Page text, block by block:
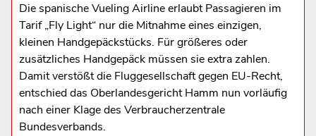
Die spanische Vueling Airline erlaubt Passagieren im
Tarif „Fly Light“ nur die Mitnahme eines einzigen,
kleinen Handgepäckstücks. Für größeres oder
zusätzliches Handgepäck müssen sie extra zahlen.
Damit verstößt die Fluggesellschaft gegen EU-Recht,
entschied das Oberlandesgericht Hamm nun vorläufig
nach einer Klage des Verbraucherzentrale
Bundesverbands.